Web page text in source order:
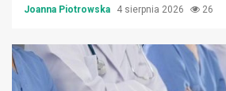
Joanna Piotrowska 4 sierpnia 2026 26